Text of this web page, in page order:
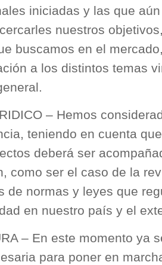
iniciadas y las que
nuestros
buscamos en el
a los distintos temas
– Hemos
teniendo en cuenta
deberá ser
como ser el caso de la
de normas y leyes que
en nuestro país y el
– En este momento ya
para poner en